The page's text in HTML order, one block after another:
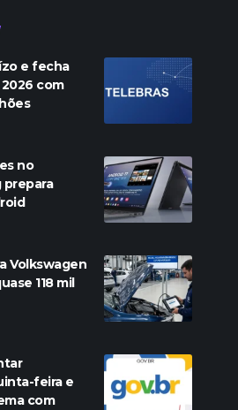
e fecha
com
no
prepara
Volkswagen
118 mil
feira e
com